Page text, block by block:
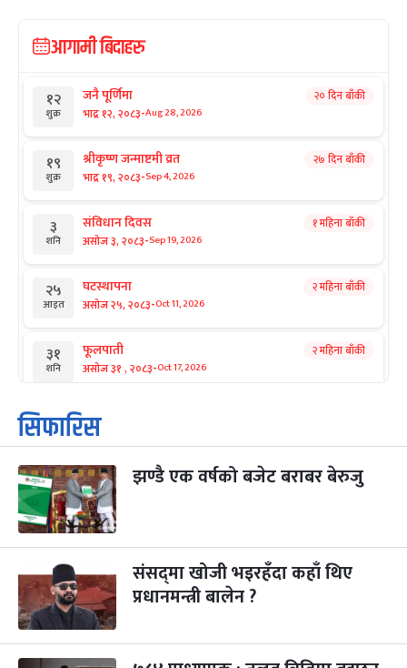
आगामी बिदाहरु
१२
शुक्र
जनै पूर्णिमा
भाद्र १२, २०८३-Aug 28, 2026
२० दिन बाँकी
१९
शुक्र
श्रीकृष्ण जन्माष्टमी व्रत
भाद्र १९, २०८३-Sep 4, 2026
२७ दिन बाँकी
३
शनि
संविधान दिवस
असोज ३, २०८३-Sep 19, 2026
१ महिना बाँकी
२५
आइत
घटस्थापना
असोज २५, २०८३-Oct 11, 2026
२ महिना बाँकी
३१
शनि
फूलपाती
असोज ३१ , २०८३-Oct 17, 2026
२ महिना बाँकी
१
आइत
कार्तिक सङ्क्रान्ति
कार्तिक १, २०८३
३
मंगल
महानवमी
कार्तिक ३, २०८३
२ महिना बाँकी
४
कार्तिक ४, २०८३ Oct 21, 2026
५
बिहि
पापा‌ङ्कुशा एकादशी व्रत
कार्तिक ५, २०८३
सिफारिस
झण्डै एक वर्षको बजेट बराबर बेरुजु
संसद्‌मा खोजी भइरहँदा कहाँ थिए
प्रधानमन्त्री बालेन ?